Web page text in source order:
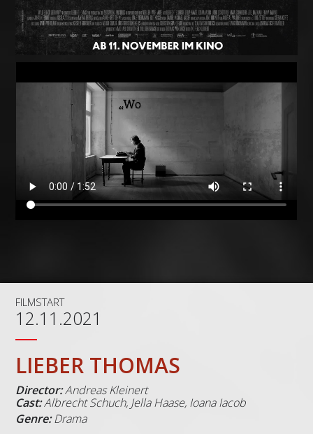
FILMSTART
12.11.2021
LIEBER THOMAS
Director:Andreas Kleinert
Cast:Albrecht Schuch, Jella Haase, Ioana Iacob
Genre:Drama